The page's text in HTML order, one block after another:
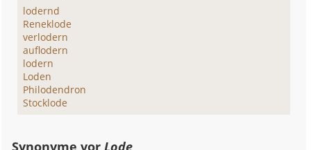
lodernd
Reneklode
verlodern
auflodern
lodern
Loden
Philodendron
Stocklode
Synonyme vorLode